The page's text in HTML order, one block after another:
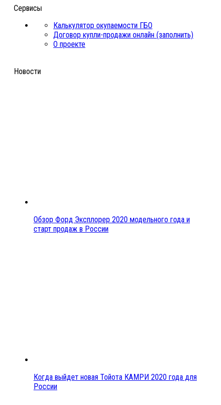
Сервисы
Калькулятор окупаемости ГБО
Договор купли-продажи онлайн (заполнить)
О проекте
Новости
Обзор Форд Эксплорер 2020 модельного года и
старт продаж в России
Когда выйдет новая Тойота КАМРИ 2020 года для
России